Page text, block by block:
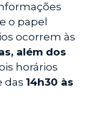
o papel
ocorrem às
além dos
horários
das 14h30 às